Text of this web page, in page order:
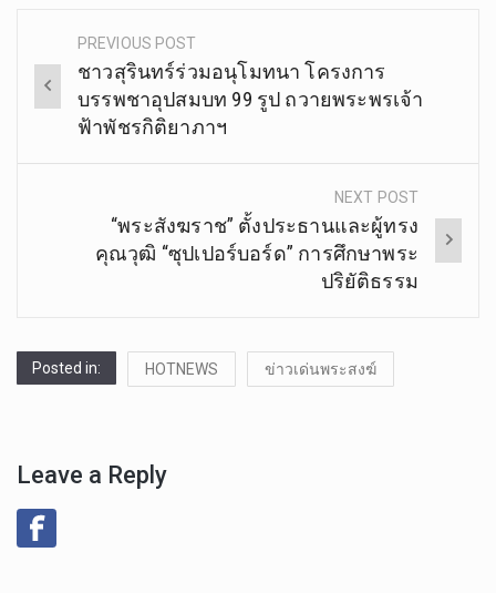
Post
navigation
PREVIOUS POST
ชาวสุรินทร์ร่วมอนุโมทนา โครงการ
บรรพชาอุปสมบท 99 รูป ถวายพระพรเจ้า
ฟ้าพัชรกิติยาภาฯ
NEXT POST
“พระสังฆราช” ตั้งประธานและผู้ทรง
คุณวุฒิ “ซุปเปอร์บอร์ด” การศึกษาพระ
ปริยัติธรรม
Posted in: HOTNEWS ข่าวเด่นพระสงฆ์
Leave a Reply